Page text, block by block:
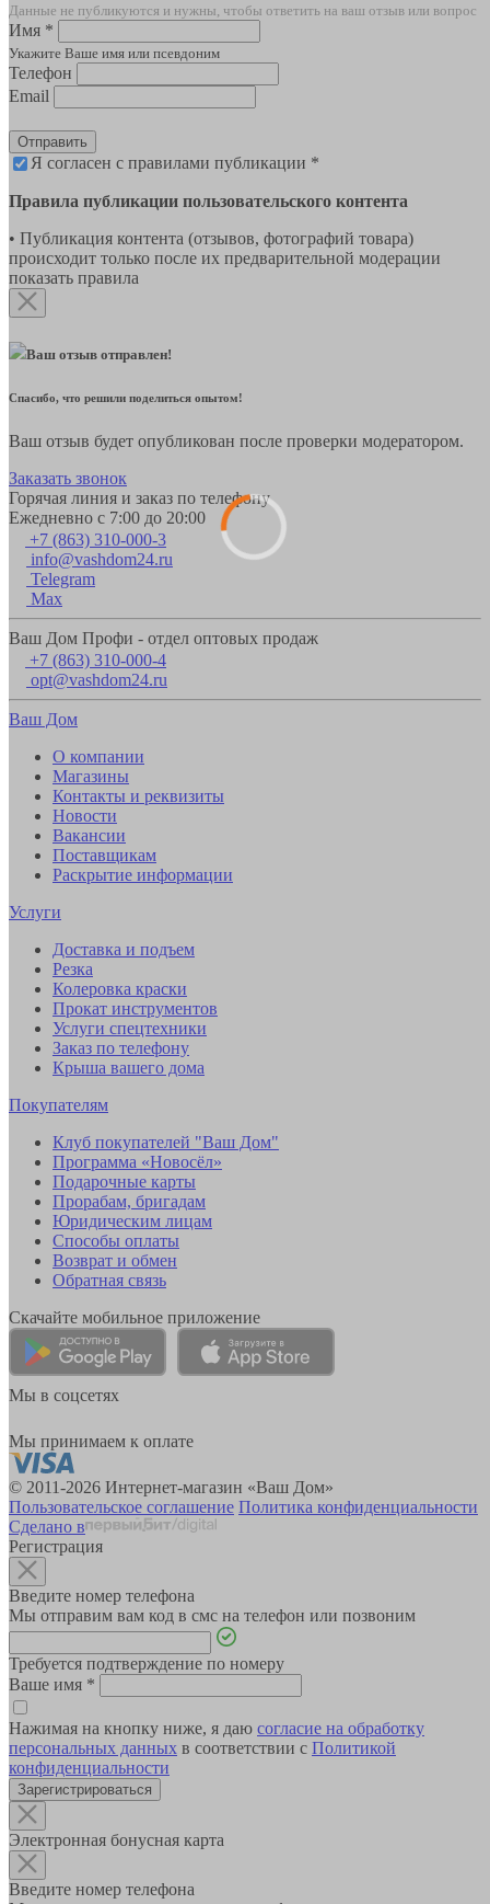
Данные не публикуются и нужны, чтобы ответить на ваш отзыв или вопрос
Имя *
Укажите Ваше имя или псевдоним
Телефон
Email
Отправить
Я согласен с правилами публикации *
Правила публикации пользовательского контента
• Публикация контента (отзывов, фотографий товара)
происходит только после их предварительной модерации
показать правила
Ваш отзыв отправлен!
Спасибо, что решили поделиться опытом!
Ваш отзыв будет опубликован после проверки модератором.
Заказать звонок
Горячая линия и заказ по телефону
Ежедневно с 7:00 до 20:00
+7 (863) 310-000-3
info@vashdom24.ru
Telegram
Max
Ваш Дом Профи - отдел оптовых продаж
+7 (863) 310-000-4
opt@vashdom24.ru
Ваш Дом
О компании
Магазины
Контакты и реквизиты
Новости
Вакансии
Поставщикам
Раскрытие информации
Услуги
Доставка и подъем
Резка
Колеровка краски
Прокат инструментов
Услуги спецтехники
Заказ по телефону
Крыша вашего дома
Покупателям
Клуб покупателей "Ваш Дом"
Программа «Новосёл»
Подарочные карты
Прорабам, бригадам
Юридическим лицам
Способы оплаты
Возврат и обмен
Обратная связь
Скачайте мобильное приложение
Мы в соцсетях
Мы принимаем к оплате
© 2011-2026 Интернет-магазин «Ваш Дом»
Пользовательское соглашение Политика конфиденциальности
Сделано в
Регистрация
Введите номер телефона
Мы отправим вам код в смс на телефон или позвоним
Требуется подтверждение по номеру
Ваше имя *
Нажимая на кнопку ниже, я даю согласие на обработку
персональных данных в соответствии с Политикой
конфиденциальности
Зарегистрироваться
Электронная бонусная карта
Введите номер телефона